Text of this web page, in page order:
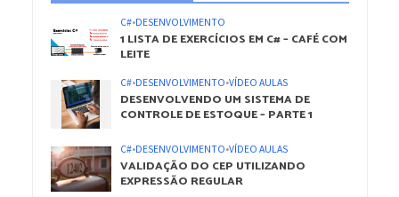
C#•DESENVOLVIMENTO
1 LISTA DE EXERCÍCIOS EM C# – CAFÉ COM
LEITE
C#•DESENVOLVIMENTO•VÍDEO AULAS
DESENVOLVENDO UM SISTEMA DE
CONTROLE DE ESTOQUE – PARTE 1
C#•DESENVOLVIMENTO•VÍDEO AULAS
VALIDAÇÃO DO CEP UTILIZANDO
EXPRESSÃO REGULAR